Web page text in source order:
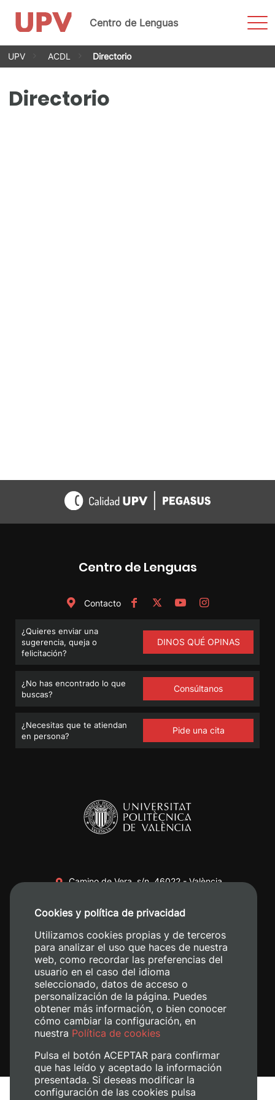
Saltar
Centro de Lenguas
UPV ACDL Directorio
Directorio
Centro de Lenguas
Contacto
¿Quieres enviar una
sugerencia, queja o
felicitación?
DINOS QUÉ OPINAS
¿No has encontrado lo que
buscas?
Consúltanos
¿Necesitas que te atiendan
en persona?
Pide una cita
Camino de Vera, s/n. 46022 - València
+34 620 04 00 50
Cookies y política de privacidad
Utilizamos cookies propias y de terceros
para analizar el uso que haces de nuestra
web, como recordar las preferencias del
usuario en el caso del idioma
seleccionado, datos de acceso o
personalización de la página. Puedes
obtener más información, o bien conocer
cómo cambiar la configuración, en
nuestra Política de cookies
Pulsa el botón ACEPTAR para confirmar
que has leído y aceptado la información
presentada. Si deseas modificar la
configuración de las cookies pulsa